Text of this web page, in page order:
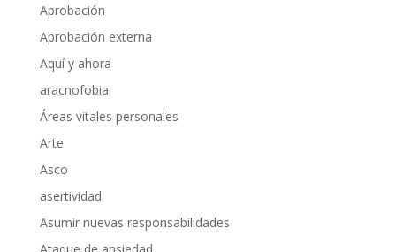
Aprobación
Aprobación externa
Aquí y ahora
aracnofobia
Áreas vitales personales
Arte
Asco
asertividad
Asumir nuevas responsabilidades